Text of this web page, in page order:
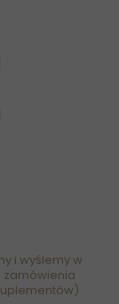
i wyślemy w
zamówienia